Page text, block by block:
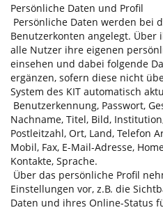
Persönliche Daten und Profil
Persönliche Daten werden bei
Benutzerkonten angelegt. Über
alle Nutzer ihre eigenen
einsehen und dabei folgende
ergänzen, sofern diese nicht
System des KIT automatisch
Benutzerkennung, Passwort,
Nachname, Titel, Bild,
Postleitzahl, Ort, Land, Telefon
Mobil, Fax, E-Mail-Adresse,
Kontakte, Sprache.
Über das persönliche Profil
Einstellungen vor, z.B. die
Daten und ihres Online-Status